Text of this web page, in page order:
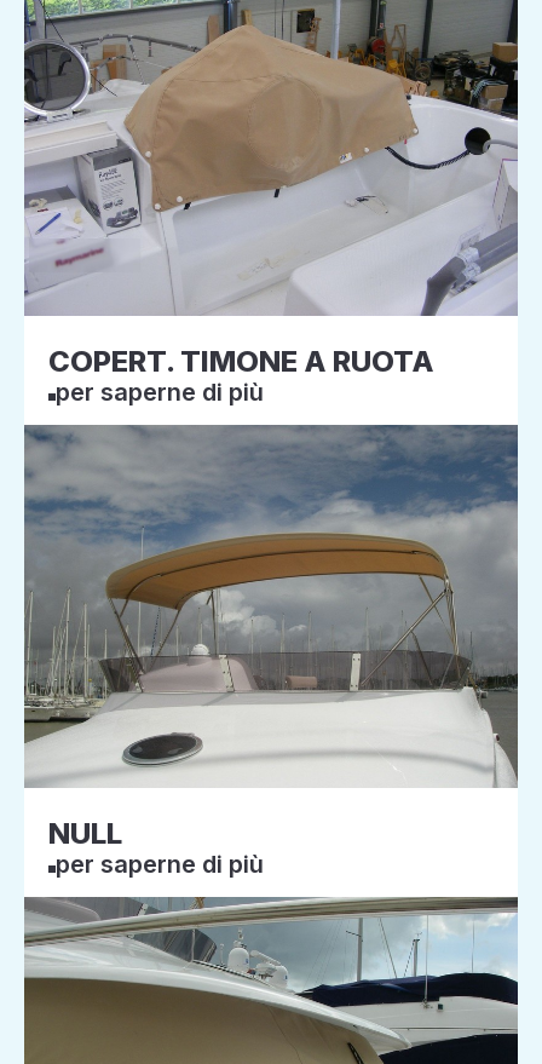
COPERT. TIMONE A RUOTA
per saperne di più
NULL
per saperne di più